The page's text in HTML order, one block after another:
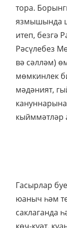
тора.
язмышында
итеп, безгә
Рәсүлебез
вә сәлләм)
мөмкинлек
мәдәният,
кыйммәтләр
Гасырлар
юаныч һәм
саклаганда